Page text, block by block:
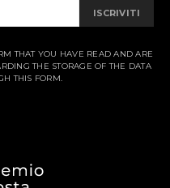
ISCRIVITI
THAT YOU HAVE READ AND ARE
THE STORAGE OF THE DATA
THIS FORM.